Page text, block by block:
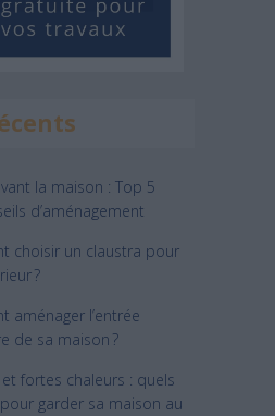
la maison : Top 5
d’aménagement
choisir un claustra pour
?
aménager l’entrée
de sa maison ?
et fortes chaleurs : quels
garder sa maison au